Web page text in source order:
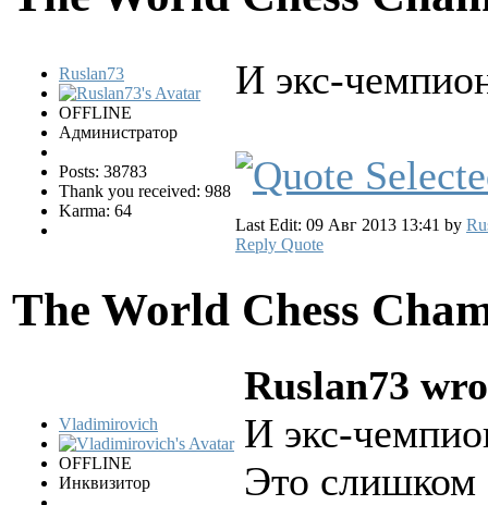
Ruslan73
OFFLINE
Администратор
Posts: 38783
Thank you received: 988
Karma: 64
И экс-
Last Edit: 09 Авг 2013 13:41 by
Reply Quote
The World Chess
Vladimirovich
OFFLINE
Инквизитор
Ruslan73
И экс-
Это слишком